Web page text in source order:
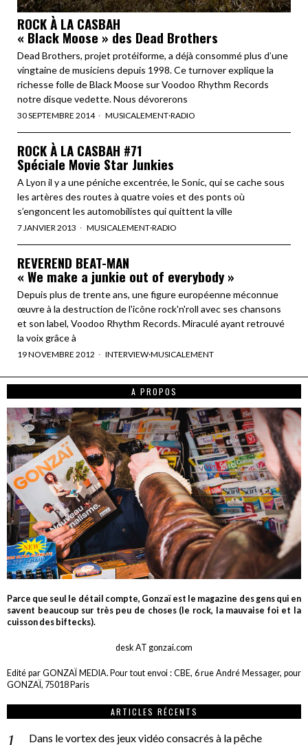
ROCK À LA CASBAH
« Black Moose » des Dead Brothers
Dead Brothers, projet protéiforme, a déjà consommé plus d’une
vingtaine de musiciens depuis 1998. Ce turnover explique la
richesse folle de Black Moose sur Voodoo Rhythm Records
notre disque vedette. Nous dévorerons
30 SEPTEMBRE 2014 MUSICALEMENT·RADIO
ROCK À LA CASBAH #71
Spéciale Movie Star Junkies
A Lyon il y a une péniche excentrée, le Sonic, qui se cache sous
les artères des routes à quatre voies et des ponts où
s’engoncent les automobilistes qui quittent la ville
7 JANVIER 2013 MUSICALEMENT·RADIO
REVEREND BEAT-MAN
« We make a junkie out of everybody »
Depuis plus de trente ans, une figure européenne méconnue
œuvre à la destruction de l'icône rock'n'roll avec ses chansons
et son label, Voodoo Rhythm Records. Miraculé ayant retrouvé
la voix grâce à
19 NOVEMBRE 2012 INTERVIEW·MUSICALEMENT
A PROPOS
Parce que seul le détail compte, Gonzaï est le magazine des gens qui en
savent beaucoup sur très peu de choses (le rock, la mauvaise foi et la
cuisson des biftecks).
desk AT gonzai.com
Edité par GONZAÏ MEDIA. Pour tout envoi : CBE, 6 rue André Messager, pour
GONZAÏ, 75018 Paris
ARTICLES RÉCENTS
Dans le vortex des jeux vidéo consacrés à la pêche